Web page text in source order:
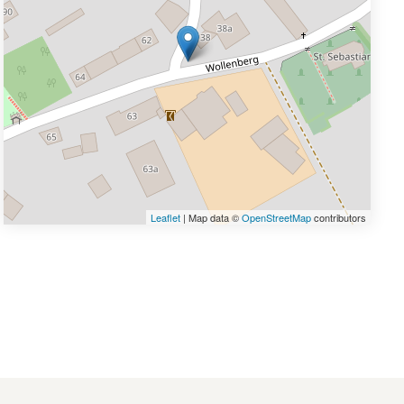
Leaflet| Map data ©OpenStreetMapcontributors